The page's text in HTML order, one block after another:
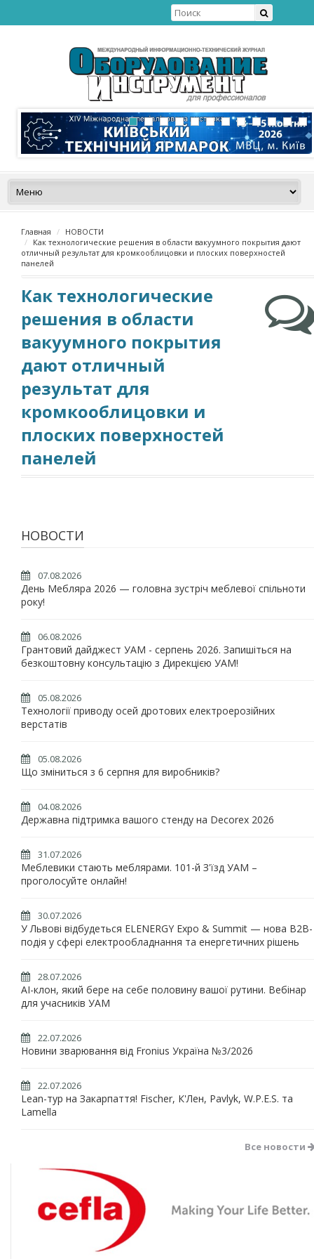
Главная
НОВОСТИ
Как технологические решения в области вакуумного покрытия дают
отличный результат для кромкооблицовки и плоских поверхностей
панелей
Как технологические
решения в области
вакуумного покрытия
дают отличный
результат для
кромкооблицовки и
плоских поверхностей
панелей
НОВОСТИ
07.08.2026
День Мебляра 2026 — головна зустріч меблевої спільноти
року!
06.08.2026
Грантовий дайджест УАМ - серпень 2026. Запишіться на
безкоштовну консультацію з Дирекцією УАМ!
05.08.2026
Технології приводу осей дротових електроерозійних
верстатів
05.08.2026
Що зміниться з 6 серпня для виробників?
04.08.2026
Державна підтримка вашого стенду на Decorex 2026
31.07.2026
Меблевики стають меблярами. 101-й З'їзд УАМ –
проголосуйте онлайн!
30.07.2026
У Львові відбудеться ELENERGY Expo & Summit — нова B2B-
подія у сфері електрообладнання та енергетичних рішень
28.07.2026
AI-клон, який бере на себе половину вашої рутини. Вебінар
для учасників УАМ
22.07.2026
Новини зварювання від Fronius Україна №3/2026
22.07.2026
Lean-тур на Закарпаття! Fischer, К'Лен, Pavlyk, W.P.E.S. та
Lamella
Все новости